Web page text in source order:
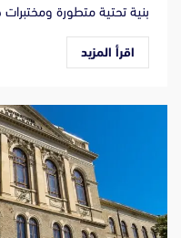
بنية تحتية متطورة
اقرأ المزيد